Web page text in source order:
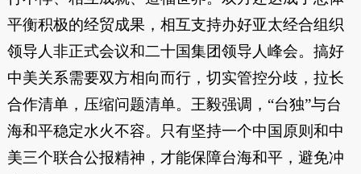
平衡积极的经贸成果，相互支持办好亚太经合组织
领导人非正式会议和二十国集团领导人峰会。搞好
中美关系需要双方相向而行，切实管控分歧，拉长
合作清单，压缩问题清单。王毅强调，“台独”与台
海和平稳定水火不容。只有坚持一个中国原则和中
美三个联合公报精神，才能保障台海和平，避免冲